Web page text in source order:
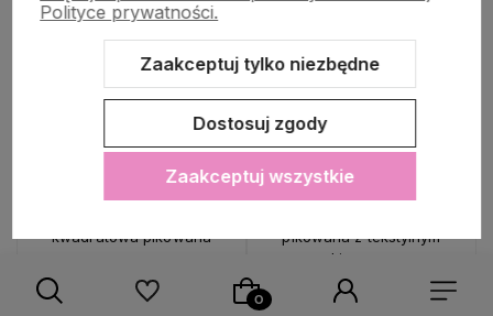
47%
kwadratowa pikowana
79,90 zł
🔥 PROMOCJA
pikowana z tekstylnym
paskiem czarna
79,90 zł
Polityce prywatności.
Zaakceptuj tylko niezbędne
Dostosuj zgody
Zaakceptuj wszystkie